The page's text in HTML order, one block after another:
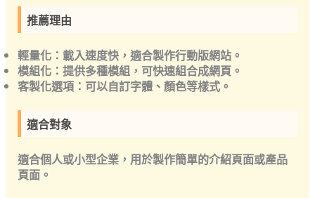
推薦理由
輕量化：載入速度快，適合製作行動版網站。
模組化：提供多種模組，可快速組合成網頁。
客製化選項：可以自訂字體、顏色等樣式。
適合對象
適合個人或小型企業，用於製作簡單的介紹頁面或產品
頁面。